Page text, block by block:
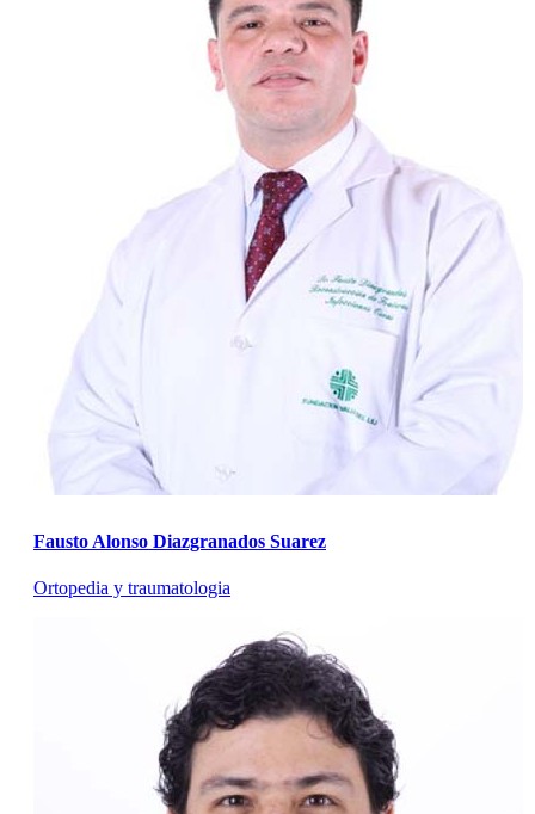
Fausto Alonso Diazgranados Suarez
Ortopedia y traumatologia